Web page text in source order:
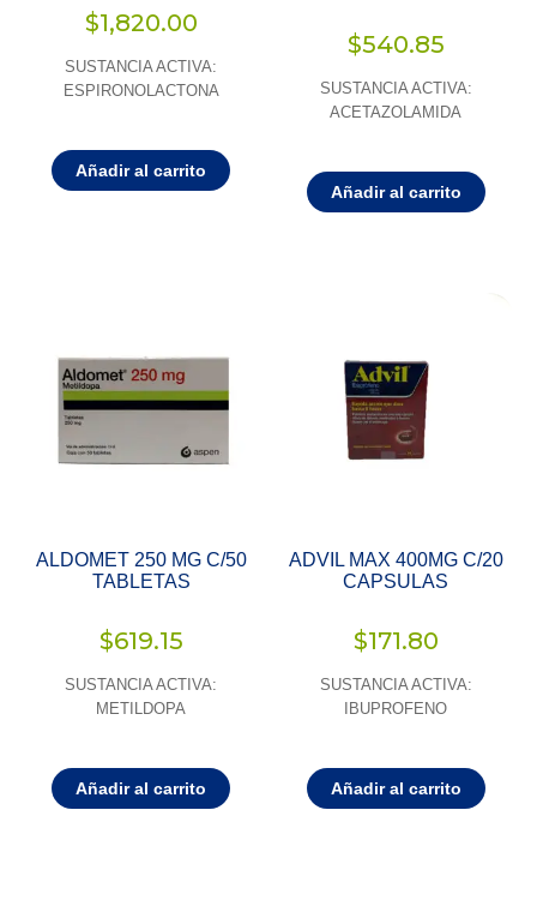
$1,820.00
SUSTANCIA ACTIVA:
ESPIRONOLACTONA
Añadir al carrito
$540.85
SUSTANCIA ACTIVA:
ACETAZOLAMIDA
Añadir al carrito
ALDOMET 250 MG C/50
TABLETAS
$619.15
SUSTANCIA ACTIVA:
METILDOPA
Añadir al carrito
ADVIL MAX 400MG C/20
CAPSULAS
$171.80
SUSTANCIA ACTIVA:
IBUPROFENO
Añadir al carrito